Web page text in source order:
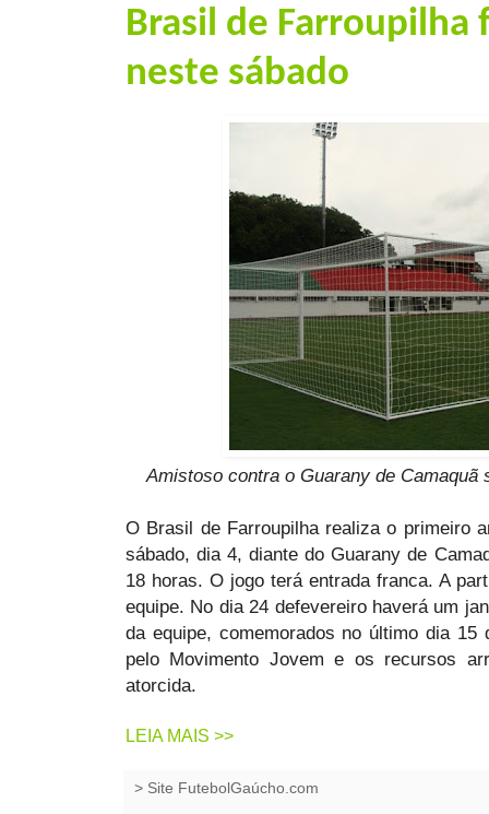
Brasil de Farroupilha
neste sábado
Amistoso contra o Guarany de
O Brasil de Farroupilha realiza o primeiro
sábado, dia 4, diante do Guarany de
18 horas. O jogo terá entrada franca. A
equipe. No dia 24 defevereiro haverá um
da equipe, comemorados no último dia
pelo Movimento Jovem e os recursos
atorcida.
LEIA MAIS >>
> Site FutebolGaúcho.com